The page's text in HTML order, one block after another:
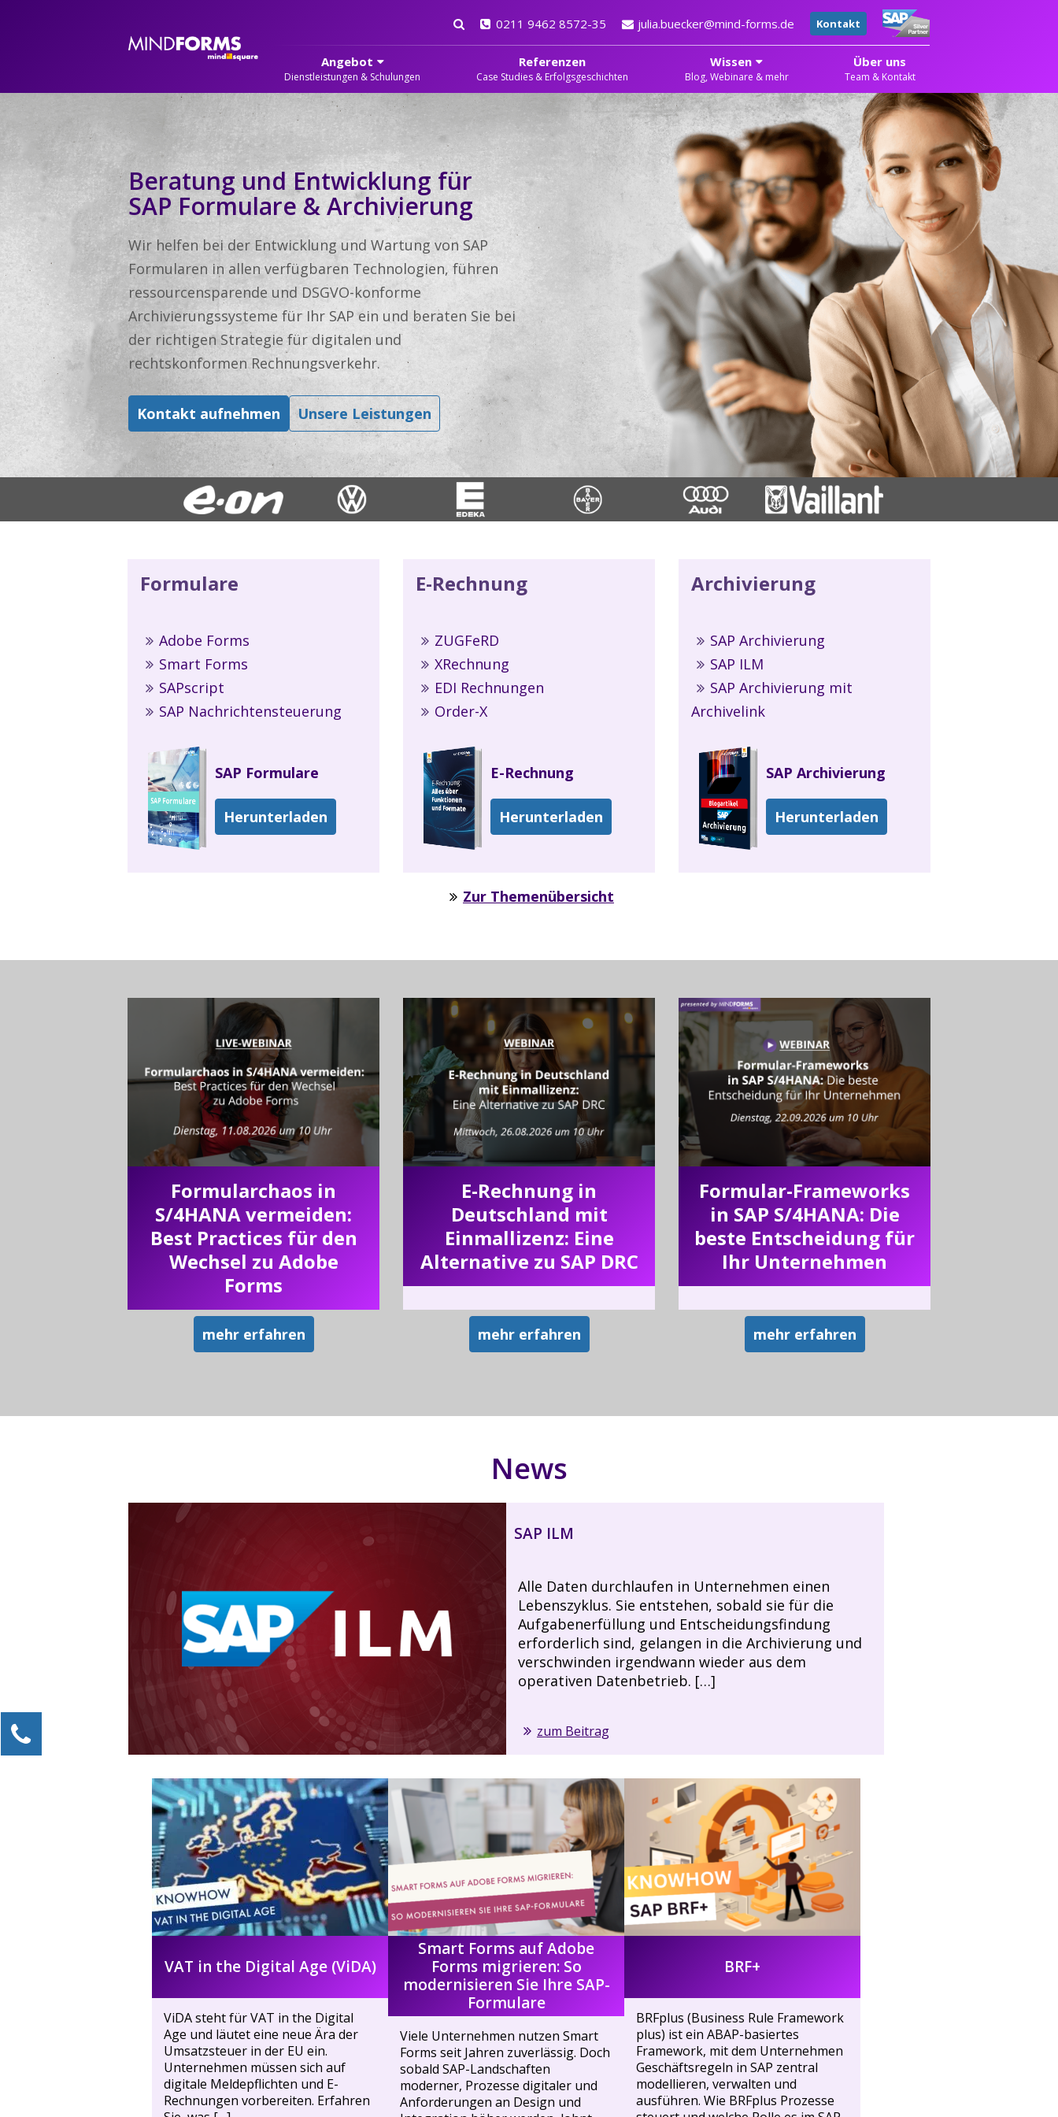
0211 9462 8572-35 julia.buecker@mind-forms.de Kontakt
Angebot
Dienstleistungen & Schulungen
Referenzen
Case Studies & Erfolgsgeschichten
Wissen
Blog, Webinare & mehr
Über uns
Team & Kontakt
Beratung und Entwicklung für
SAP Formulare & Archivierung
Wir helfen bei der Entwicklung und Wartung von SAP
Formularen in allen verfügbaren Technologien, führen
ressourcensparende und DSGVO-konforme
Archivierungssysteme für Ihr SAP ein und beraten Sie bei
der richtigen Strategie für digitalen und
rechtskonformen Rechnungsverkehr.
Kontakt aufnehmen Unsere Leistungen
Formulare
Adobe Forms
Smart Forms
SAPscript
SAP Nachrichtensteuerung
SAP Formulare
Herunterladen
E-Rechnung
ZUGFeRD
XRechnung
EDI Rechnungen
Order-X
E-Rechnung
Herunterladen
Archivierung
SAP Archivierung
SAP ILM
SAP Archivierung mit
Archivelink
SAP Archivierung
Herunterladen
Zur Themenübersicht
Formularchaos in
S/4HANA vermeiden:
Best Practices für den
Wechsel zu Adobe
Forms
mehr erfahren
E-Rechnung in
Deutschland mit
Einmallizenz: Eine
Alternative zu SAP DRC
mehr erfahren
Formular-Frameworks
in SAP S/4HANA: Die
beste Entscheidung für
Ihr Unternehmen
mehr erfahren
News
SAP ILM
Alle Daten durchlaufen in Unternehmen einen
Lebenszyklus. Sie entstehen, sobald sie für die
Aufgabenerfüllung und Entscheidungsfindung
erforderlich sind, gelangen in die Archivierung und
verschwinden irgendwann wieder aus dem
operativen Datenbetrieb. […]
zum Beitrag
VAT in the Digital Age (ViDA)
ViDA steht für VAT in the Digital
Age und läutet eine neue Ära der
Umsatzsteuer in der EU ein.
Unternehmen müssen sich auf
digitale Meldepflichten und E-
Rechnungen vorbereiten. Erfahren
Smart Forms auf Adobe
Forms migrieren: So
modernisieren Sie Ihre SAP-
Formulare
Viele Unternehmen nutzen Smart
Forms seit Jahren zuverlässig. Doch
sobald SAP-Landschaften
moderner, Prozesse digitaler und
Anforderungen an Design und
BRF+
BRFplus (Business Rule Framework
plus) ist ein ABAP-basiertes
Framework, mit dem Unternehmen
Geschäftsregeln in SAP zentral
modellieren, verwalten und
ausführen. Wie BRFplus Prozesse
Kontaktieren Sie uns!
Julia Bücker
Kundenservice
0211 946 285 72-35
julia.buecker@mind-forms.de
Ihre Anfrage